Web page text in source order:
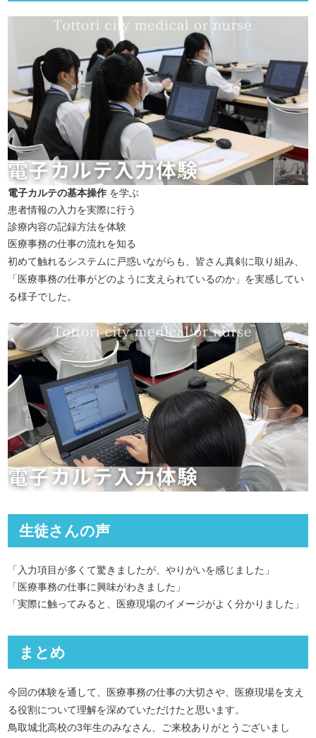
電子カルテの基本操作 を学ぶ
患者情報の入力を実際に行う
診療内容の記録方法を体験
医療事務の仕事の流れを知る
初めて触れるシステムに戸惑いながらも、皆さん真剣に取り組み、
「医療事務の仕事がどのように支えられているのか」を実感してい
る様子でした。
生徒さんの声
「入力項目が多くて驚きましたが、やりがいを感じました」
「医療事務の仕事に興味がわきました」
「実際に触ってみると、医療現場のイメージがよく分かりました」
まとめ
今回の体験を通して、医療事務の仕事の大切さや、医療現場を支え
る役割について理解を深めていただけたと思います。
鳥取城北高校の3年生のみなさん、ご来校ありがとうございまし